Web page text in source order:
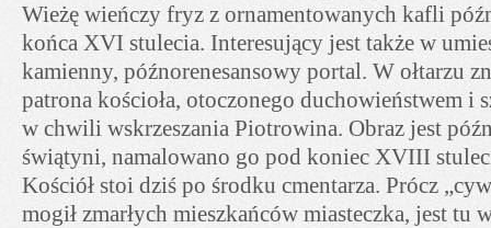
Wieżę wieńczy fryz z ornamentowanych kafli
końca XVI stulecia. Interesujący jest także w
kamienny, późnorenesansowy portal. W ołtarzu
patrona kościoła, otoczonego duchowieństwem i
w chwili wskrzeszania Piotrowina. Obraz jest
świątyni, namalowano go pod koniec XVIII
Kościół stoi dziś po środku cmentarza. Prócz
mogił zmarłych mieszkańców miasteczka, jest tu